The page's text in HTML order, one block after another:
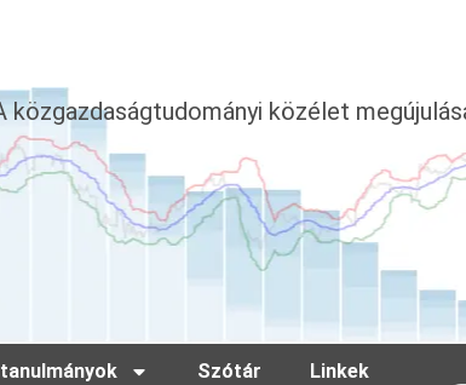
közgazdaságtudományi közélet
Szótár Linkek